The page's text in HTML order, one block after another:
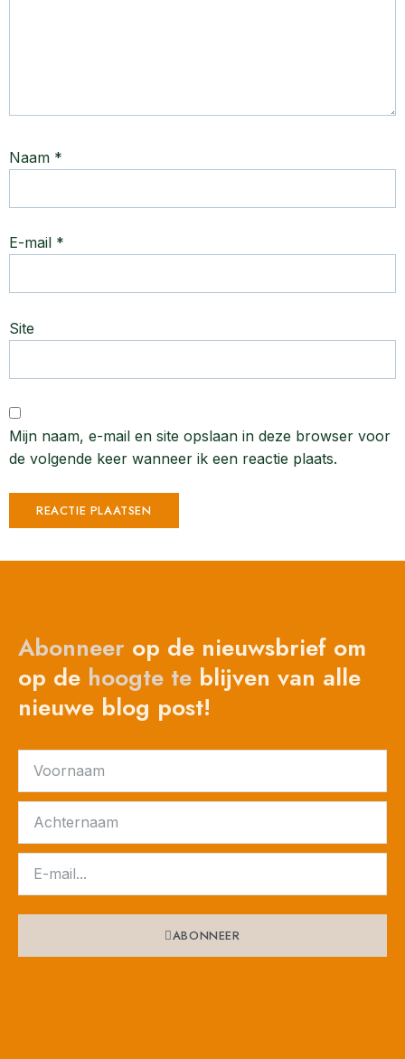
Naam *
E-mail *
Site
Mijn naam, e-mail en site opslaan in deze browser voor
de volgende keer wanneer ik een reactie plaats.
Abonneer op de nieuwsbrief om
op de hoogte te blijven van alle
nieuwe blog post!
ABONNEER